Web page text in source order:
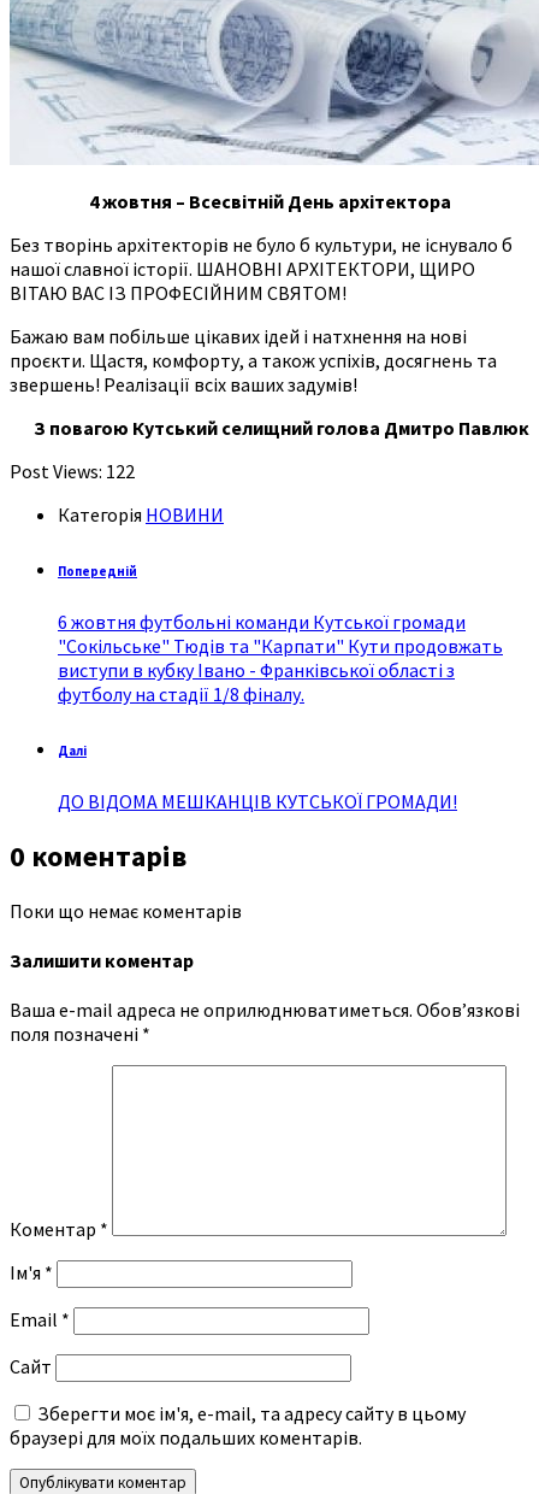
4 жовтня – Всесвітній День архітектора
Без творінь архітекторів не було б культури, не існувало б
нашої славної історії. ШАНОВНІ АРХІТЕКТОРИ, ЩИРО
ВІТАЮ ВАС ІЗ ПРОФЕСІЙНИМ СВЯТОМ!
Бажаю вам побільше цікавих ідей і натхнення на нові
проєкти. Щастя, комфорту, а також успіхів, досягнень та
звершень! Реалізації всіх ваших задумів!
З повагою Кутський селищний голова Дмитро Павлюк
Post Views: 122
Категорія НОВИНИ
Попередній
6 жовтня футбольні команди Кутської громади
"Сокільське" Тюдів та "Карпати" Кути продовжать
виступи в кубку Івано - Франківської області з
футболу на стадії 1/8 фіналу.
Далі
ДО ВІДОМА МЕШКАНЦІВ КУТСЬКОЇ ГРОМАДИ!
0 коментарів
Поки що немає коментарів
Залишити коментар
Ваша e-mail адреса не оприлюднюватиметься. Обов’язкові
поля позначені *
Коментар *
Ім'я *
Email *
Сайт
Зберегти моє ім'я, e-mail, та адресу сайту в цьому
браузері для моїх подальших коментарів.